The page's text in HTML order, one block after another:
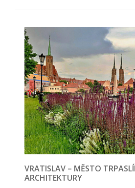
VRATISLAV – MĚSTO
ARCHITEKTURY